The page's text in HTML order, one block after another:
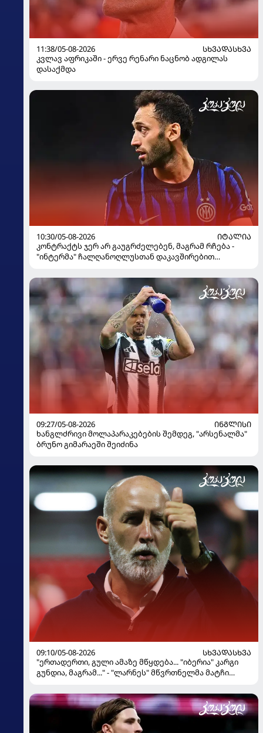
11:38/05-08-2026
ᲡᲮᲕᲐᲓᲐᲡᲮᲕᲐ
კვლავ აფრიკაში - ერვე რენარი ნაცნობ ადგილას
დასაქმდა
10:30/05-08-2026
ᲘᲢᲐᲚᲘᲐ
კონტრაქტს ჯერ არ გაუგრძელებენ, მაგრამ რჩება -
"ინტერმა" ჩალღანოღლუსთან დაკავშირებით
09:27/05-08-2026
ᲘᲜᲒᲚᲘᲡᲘ
ხანგლძრივი მოლაპარაკებების შემდეგ, "არსენალმა"
ბრუნო გიმარაეში შეიძინა
09:10/05-08-2026
ᲡᲮᲕᲐᲓᲐᲡᲮᲕᲐ
"ერთადერთი, გული ამაზე მწყდება... "იბერია" კარგი
გუნდია, მაგრამ..." - "ლარნეს" მწვრთნელმა მატჩი
მოჰყავს